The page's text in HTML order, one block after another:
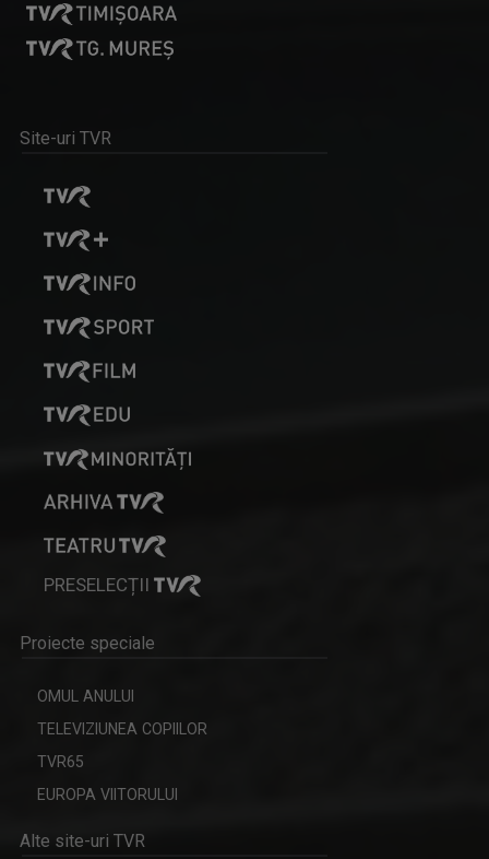
Realizator și producător de emisiuni ...
SEBESI KAREN ATTILA
Site-uri TVR
PRESELECȚII
Proiecte speciale
OMUL ANULUI
TELEVIZIUNEA COPIILOR
TVR65
EUROPA VIITORULUI
Alte site-uri TVR